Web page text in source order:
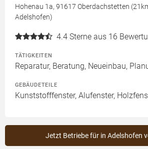
Hohenau 1a, 91617 Oberdachstetten
Adelshofen)
4.4 Sterne aus 16
TÄTIGKEITEN
Reparatur, Beratung, Neueinbau,
GEBÄUDETEILE
Kunststofffenster, Alufenster,
Jetzt Betriebe für in Adelshofen